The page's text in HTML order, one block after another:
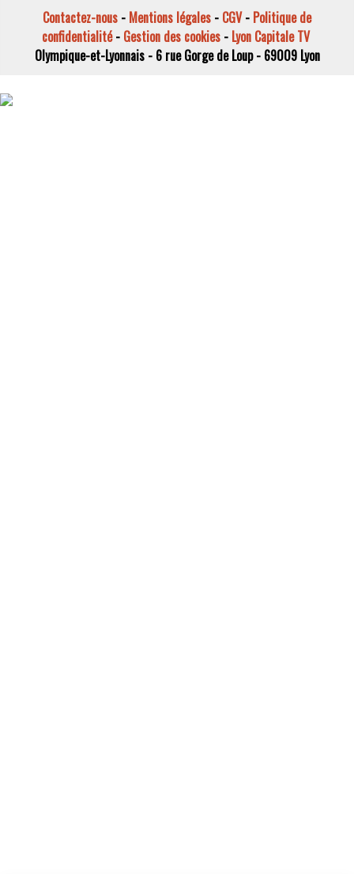
Contactez-nous - Mentions légales - CGV- Politique de
confidentialité- Gestion des cookies- Lyon Capitale TV
Olympique-et-Lyonnais - 6 rue Gorge de Loup - 69009 Lyon